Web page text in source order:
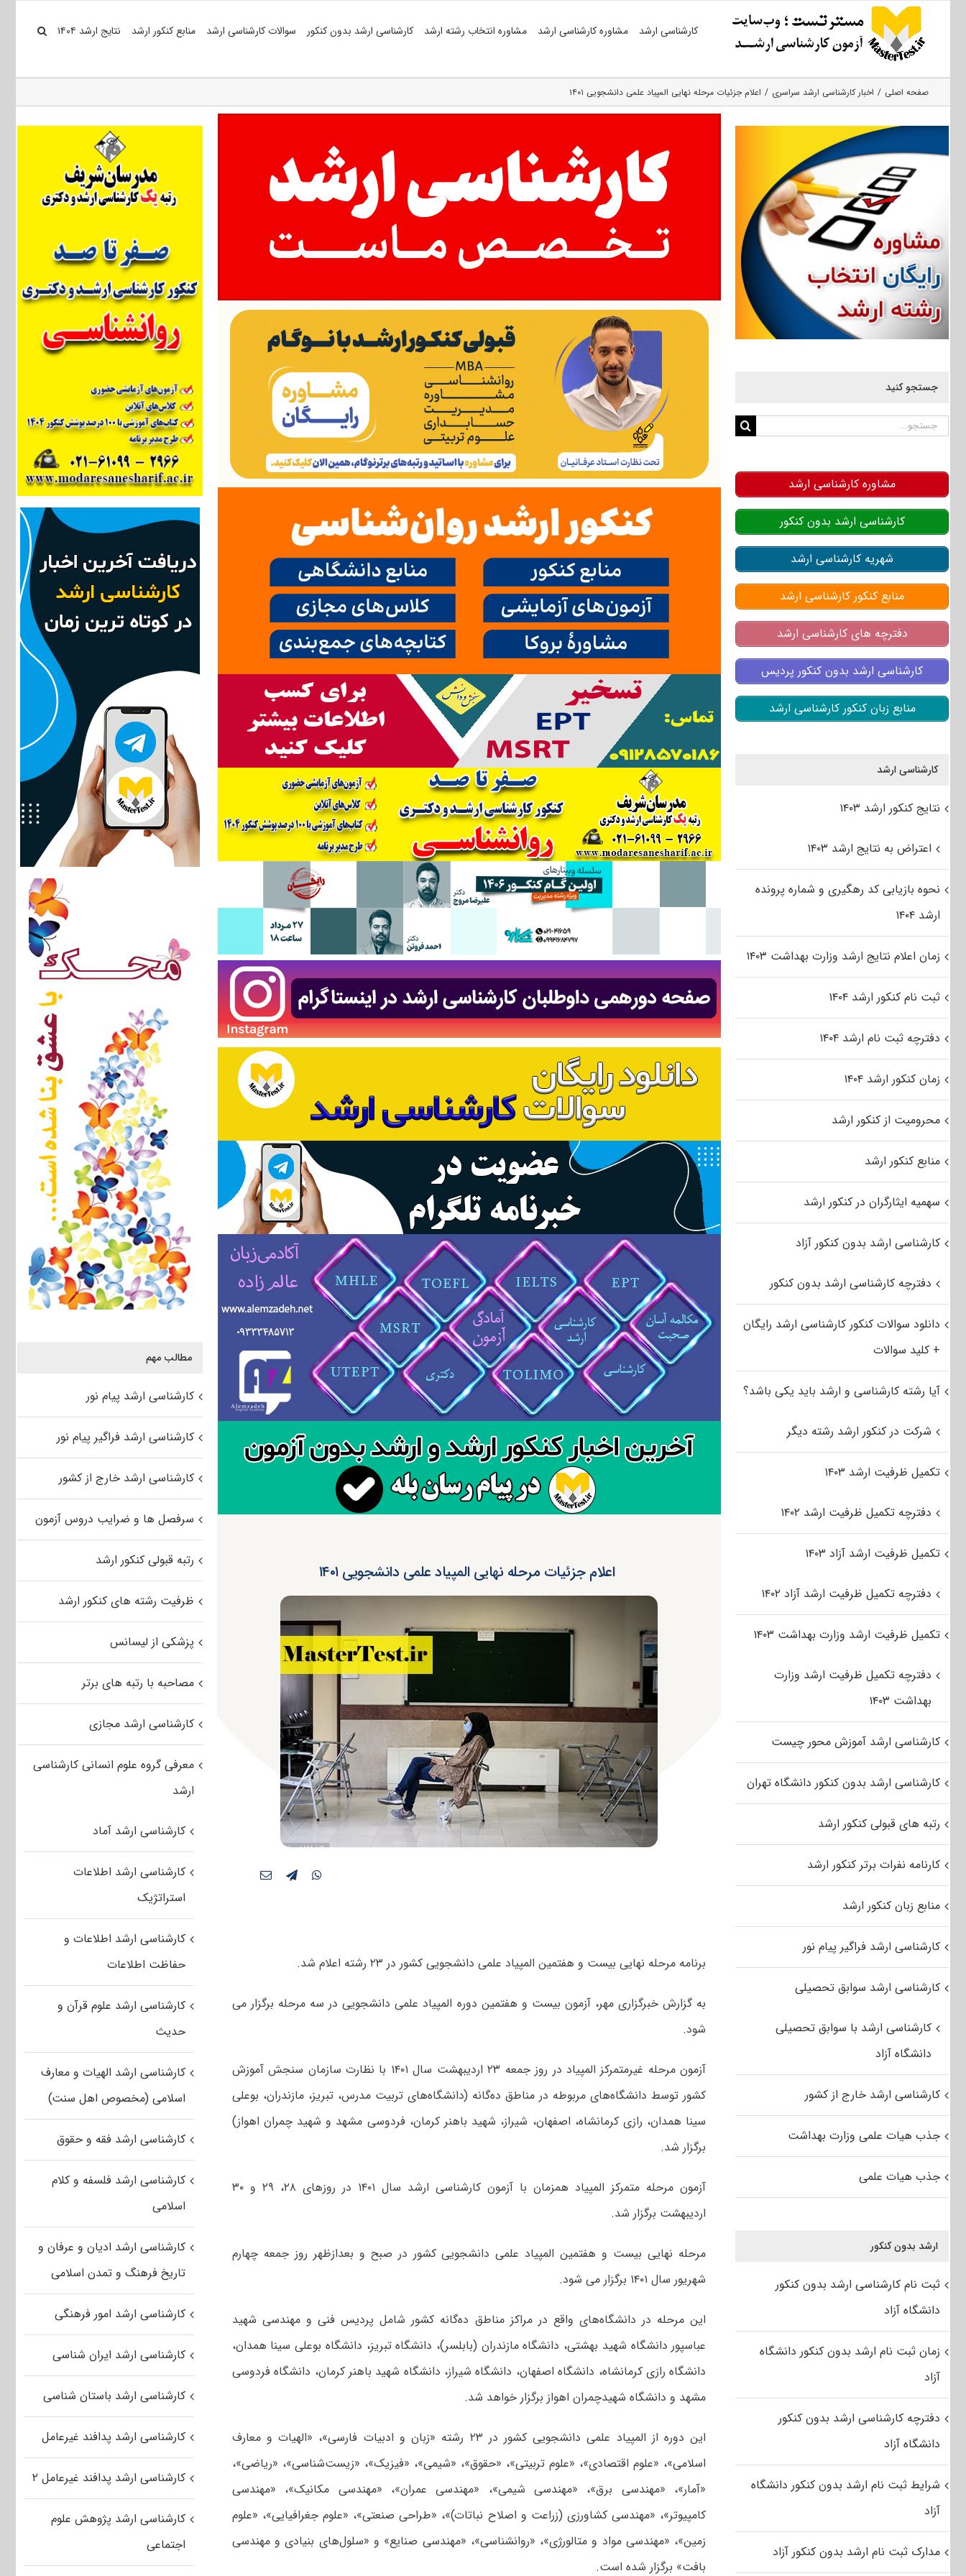
کارشناسی ارشد مشاوره کارشناسی ارشد مشاوره انتخاب رشته ارشد کارشناسی ارشد بدون کنکور سوالات کارشناسی ارشد منابع کنکور ارشد نتایج ارشد ۱۴۰۴
صفحه اصلی اخبار کارشناسی ارشد سراسری اعلام جزئیات مرحله نهایی المپیاد علمی دانشجویی ۱۴۰۱
اعلام جزئیات مرحله نهایی المپیاد علمی دانشجویی ۱۴۰۱
برنامه مرحله نهایی بیست و هفتمین المپیاد علمی دانشجویی کشور در ۲۳ رشته اعلام شد.
به گزارش خبرگزاری مهر، آزمون بیست و هفتمین دوره المپیاد علمی دانشجویی در سه مرحله برگزار می
شود.
آزمون مرحله غیرمتمرکز المپیاد در روز جمعه ۲۳ اردیبهشت سال ۱۴۰۱ با نظارت سازمان سنجش آموزش
کشور توسط دانشگاه‌های مربوطه در مناطق ده‌گانه (دانشگاه‌های تربیت مدرس، تبریز، مازندران، بوعلی
سینا همدان، رازی کرمانشاه، اصفهان، شیراز، شهید باهنر کرمان، فردوسی مشهد و شهید چمران اهواز)
برگزار شد.
آزمون مرحله متمرکز المپیاد همزمان با آزمون کارشناسی ارشد سال ۱۴۰۱ در روزهای ۲۸، ۲۹ و ۳۰
اردیبهشت برگزار شد.
مرحله نهایی بیست و هفتمین المپیاد علمی دانشجویی کشور در صبح و بعدازظهر روز جمعه چهارم
شهریور سال ۱۴۰۱ برگزار می شود.
این مرحله در دانشگاه‌های واقع در مراکز مناطق ده‌گانه کشور شامل پردیس فنی و مهندسی شهید
عباسپور دانشگاه شهید بهشتی، دانشگاه مازندران (بابلسر)، دانشگاه تبریز، دانشگاه بوعلی سینا همدان،
دانشگاه رازی کرمانشاه، دانشگاه اصفهان، دانشگاه شیراز، دانشگاه شهید باهنر کرمان، دانشگاه فردوسی
مشهد و دانشگاه شهیدچمران اهواز برگزار خواهد شد.
این دوره از المپیاد علمی دانشجویی کشور در ۲۳ رشته «زبان و ادبیات فارسی»، «الهیات و معارف
اسلامی»، «علوم اقتصادی»، «علوم تربیتی»، «حقوق»، «شیمی»، «فیزیک»، «زیست‌شناسی»، «ریاضی»،
«آمار»، «مهندسی برق»، «مهندسی شیمی»، «مهندسی عمران»، «مهندسی مکانیک»، «مهندسی
کامپیوتر»، «مهندسی کشاورزی (زراعت و اصلاح نباتات)»، «طراحی صنعتی»، «علوم جغرافیایی»، «علوم
زمین»، «مهندسی مواد و متالورژی»، «روانشناسی»، «مهندسی صنایع» و «سلول‌های بنیادی و مهندسی
بافت» برگزار شده است.
مطالب مهم
کارشناسی ارشد پیام نور
کارشناسی ارشد فراگیر پیام نور
کارشناسی ارشد خارج از کشور
سرفصل ها و ضرایب دروس آزمون
رتبه قبولی کنکور ارشد
ظرفیت رشته های کنکور ارشد
پزشکی از لیسانس
مصاحبه با رتبه های برتر
کارشناسی ارشد مجازی
معرفی گروه علوم انسانی کارشناسی
ارشد
کارشناسی ارشد آماد
کارشناسی ارشد اطلاعات
استراتژیک
کارشناسی ارشد اطلاعات و
حفاظت اطلاعات
کارشناسی ارشد علوم قرآن و
حدیث
کارشناسی ارشد الهیات و معارف
اسلامی (مخصوص اهل سنت)
کارشناسی ارشد فقه و حقوق
کارشناسی ارشد فلسفه و کلام
اسلامی
کارشناسی ارشد ادیان و عرفان و
تاریخ فرهنگ و تمدن اسلامی
کارشناسی ارشد امور فرهنگی
کارشناسی ارشد ایران شناسی
کارشناسی ارشد باستان شناسی
کارشناسی ارشد پدافند غیرعامل
کارشناسی ارشد پدافند غیرعامل ۲
کارشناسی ارشد پژوهش علوم
اجتماعی
جستجو کنید
جستجو
مشاوره کارشناسی ارشد
کارشناسی ارشد بدون کنکور
شهریه کارشناسی ارشد
منابع کنکور کارشناسی ارشد
دفترچه های کارشناسی ارشد
کارشناسی ارشد بدون کنکور پردیس
منابع زبان کنکور کارشناسی ارشد
کارشناسی ارشد
نتایج کنکور ارشد ۱۴۰۳
اعتراض به نتایج ارشد ۱۴۰۳
نحوه بازیابی کد رهگیری و شماره پرونده
ارشد ۱۴۰۴
زمان اعلام نتایج ارشد وزارت بهداشت ۱۴۰۳
ثبت نام کنکور ارشد ۱۴۰۴
دفترچه ثبت نام ارشد ۱۴۰۴
زمان کنکور ارشد ۱۴۰۴
محرومیت از کنکور ارشد
منابع کنکور ارشد
سهمیه ایثارگران در کنکور ارشد
کارشناسی ارشد بدون کنکور آزاد
دفترچه کارشناسی ارشد بدون کنکور
دانلود سوالات کنکور کارشناسی ارشد رایگان
+ کلید سوالات
آیا رشته کارشناسی و ارشد باید یکی باشد؟
شرکت در کنکور ارشد رشته دیگر
تکمیل ظرفیت ارشد ۱۴۰۳
دفترچه تکمیل ظرفیت ارشد ۱۴۰۲
تکمیل ظرفیت ارشد آزاد ۱۴۰۳
دفترچه تکمیل ظرفیت ارشد آزاد ۱۴۰۲
تکمیل ظرفیت ارشد وزارت بهداشت ۱۴۰۳
دفترچه تکمیل ظرفیت ارشد وزارت
بهداشت ۱۴۰۳
کارشناسی ارشد آموزش محور چیست
کارشناسی ارشد بدون کنکور دانشگاه تهران
رتبه های قبولی کنکور ارشد
کارنامه نفرات برتر کنکور ارشد
منابع زبان کنکور ارشد
کارشناسی ارشد فراگیر پیام نور
کارشناسی ارشد سوابق تحصیلی
کارشناسی ارشد با سوابق تحصیلی
دانشگاه آزاد
کارشناسی ارشد خارج از کشور
جذب هیات علمی وزارت بهداشت
جذب هیات علمی
ارشد بدون کنکور
ثبت نام کارشناسی ارشد بدون کنکور
دانشگاه آزاد
زمان ثبت نام ارشد بدون کنکور دانشگاه
آزاد
دفترچه کارشناسی ارشد بدون کنکور
دانشگاه آزاد
شرایط ثبت نام ارشد بدون کنکور دانشگاه
آزاد
مدارک ثبت نام ارشد بدون کنکور آزاد